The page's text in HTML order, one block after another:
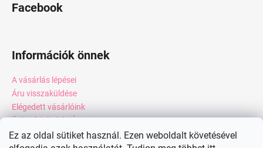
Ez az oldal sütiket használ. Ezen weboldalt követésével
Facebook
Információk önnek
A vásárlás lépései
Áru visszaküldése
Elégedett vásárlóink
Üzleti feltételek (ÁSZF)
Adatkezelési tájékoztató